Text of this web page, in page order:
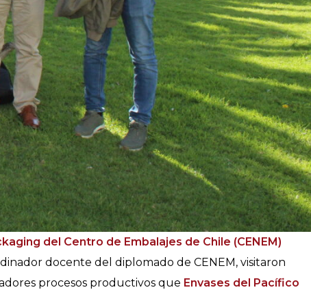
del Centro de Embalajes de Chile (CENEM)
docente del diplomado de CENEM, visitaron
procesos productivos que Envases del Pacífico